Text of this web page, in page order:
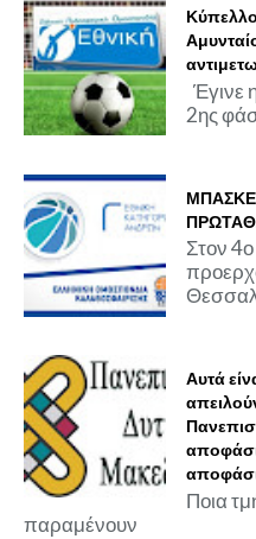
Έγινε
2ης
Στον
Αυτά
Ποια
παραμένουν